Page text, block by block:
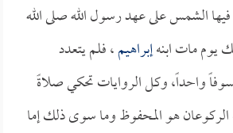
الشمس على عهد رسول الله صلى الله
يوم مات ابنهإبراهيم، فلم يتعدد
واحداً، وكل الروايات تحكي صلاةً
الركوعان هو المحفوظ وما سوى ذلك إما